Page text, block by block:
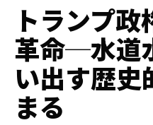
トランプ政
革命─水道
い出す歴史
まる